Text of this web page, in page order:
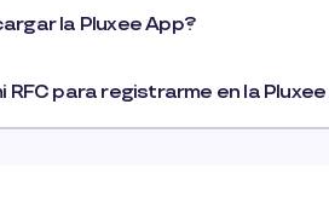
la Pluxee App?
RFC para registrarme en la